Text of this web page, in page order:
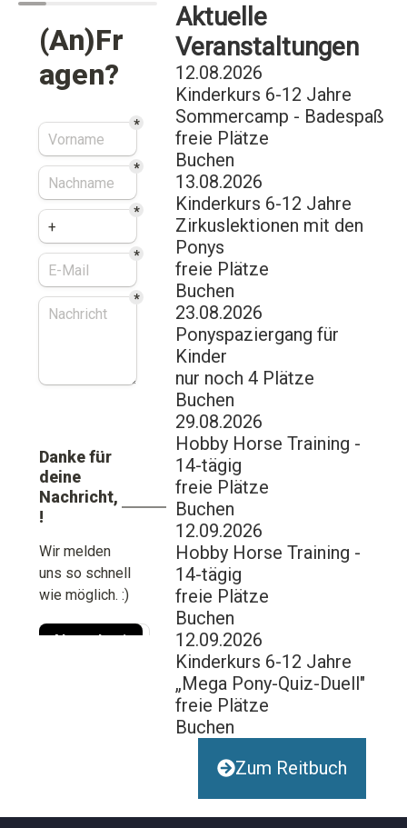
Aktuelle
Veranstaltungen
12.08.2026
Kinderkurs 6-12 Jahre
Sommercamp - Badespaß
freie Plätze
Buchen
13.08.2026
Kinderkurs 6-12 Jahre
Zirkuslektionen mit den
Ponys
freie Plätze
Buchen
23.08.2026
Ponyspaziergang für
Kinder
nur noch 4 Plätze
Buchen
29.08.2026
Hobby Horse Training -
14-tägig
freie Plätze
Buchen
12.09.2026
Hobby Horse Training -
14-tägig
freie Plätze
Buchen
12.09.2026
Kinderkurs 6-12 Jahre
„Mega Pony-Quiz-Duell"
freie Plätze
Buchen
Zum Reitbuch